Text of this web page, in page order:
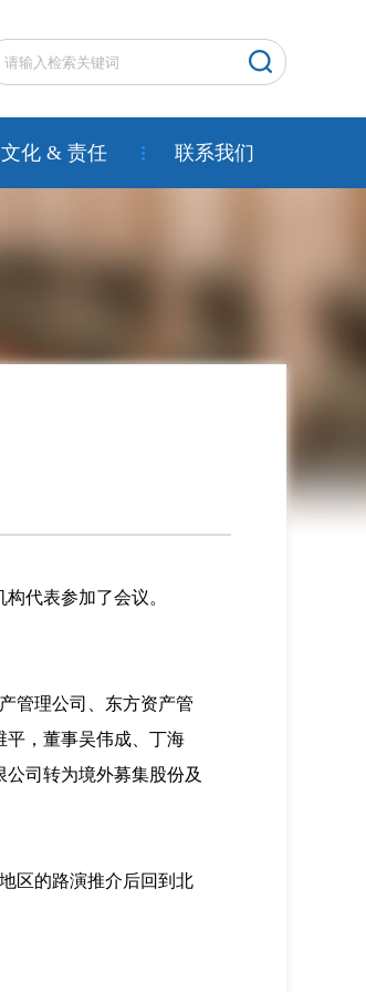
文化 & 责任 联系我们
代表参加了会议。
管理公司、东方资产管
平，董事吴伟成、丁海
司转为境外募集股份及
区的路演推介后回到北